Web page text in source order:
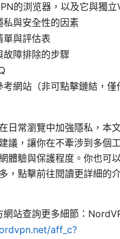
的浏览器，以及它與獨
私與安全性的因素
單與評估表
故障排除的步驟
考網站（非可點擊鏈結，僅
日常瀏覽中加強隱私，本
議，讓你在不牽涉到多個
體驗與保護程度。你也可
，點擊前往閱讀更詳細的
網站查詢更多細節：
aff_c?